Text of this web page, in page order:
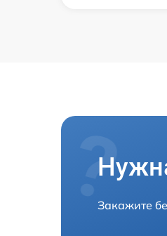
Закажите